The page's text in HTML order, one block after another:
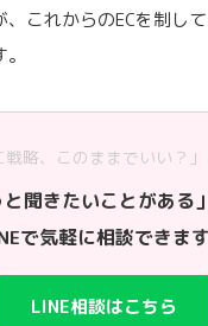
、これからのECを制し
戦略、このままでいい？
と聞きたいことがある
で気軽に相談できます
LINE相談はこちら